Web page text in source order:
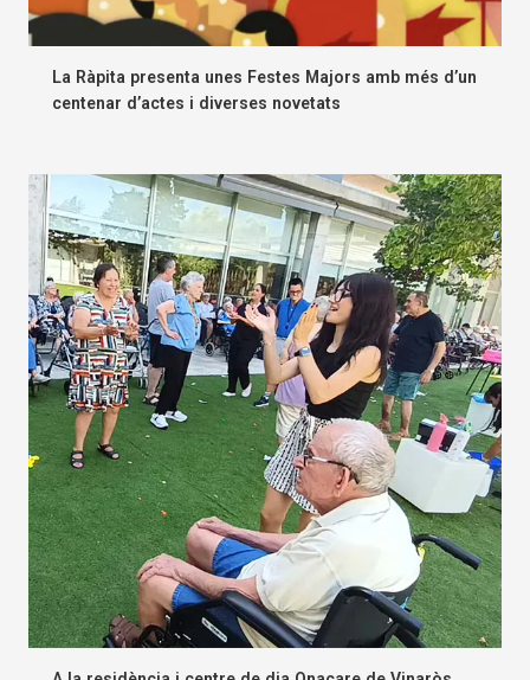
La Ràpita presenta unes Festes Majors amb més d’un
centenar d’actes i diverses novetats